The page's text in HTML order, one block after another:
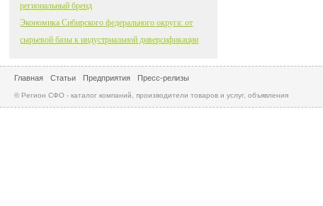
региональный бренд
Экономика Сибирского федерального округа: от
сырьевой базы к индустриальной диверсификации
Главная Статьи Предприятия Пресс-релизы
© Регион СФО - каталог компаний, производители товаров и услуг, объявления